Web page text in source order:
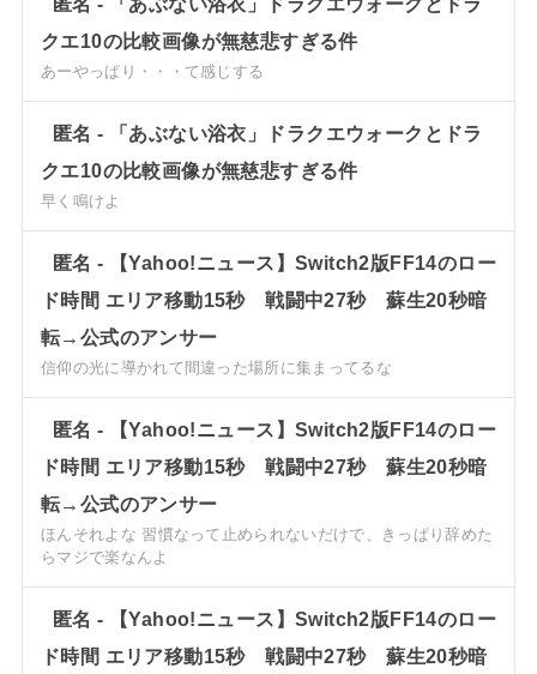
クエ10の比較画像が無慈悲すぎる件
あーやっぱり・・・て感じする
匿名-
「あぶない浴衣」ドラクエウォークとドラ
クエ10の比較画像が無慈悲すぎる件
早く鳴けよ
匿名-
【Yahoo!ニュース】Switch2版FF14のロー
ド時間 エリア移動15秒 戦闘中27秒 蘇生20秒暗
転→公式のアンサー
信仰の光に導かれて間違った場所に集まってるな
匿名-
【Yahoo!ニュース】Switch2版FF14のロー
ド時間 エリア移動15秒 戦闘中27秒 蘇生20秒暗
転→公式のアンサー
ほんそれよな 習慣なって止められないだけで、きっぱり辞めた
らマジで楽なんよ
匿名-
【Yahoo!ニュース】Switch2版FF14のロー
ド時間 エリア移動15秒 戦闘中27秒 蘇生20秒暗